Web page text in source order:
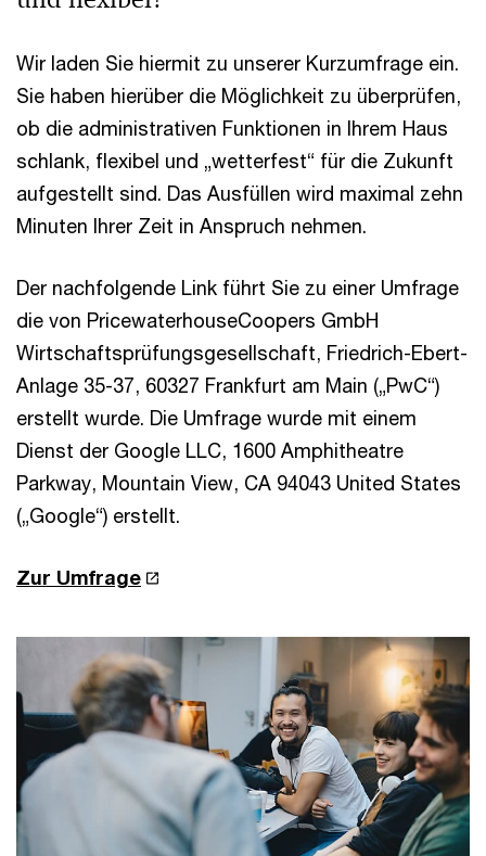
Wir laden Sie hiermit zu unserer Kurzumfrage ein.
Sie haben hierüber die Möglichkeit zu überprüfen,
ob die administrativen Funktionen in Ihrem Haus
schlank, flexibel und „wetterfest“ für die Zukunft
aufgestellt sind. Das Ausfüllen wird maximal zehn
Minuten Ihrer Zeit in Anspruch nehmen.
Der nachfolgende Link führt Sie zu einer Umfrage
die von PricewaterhouseCoopers GmbH
Wirtschaftsprüfungsgesellschaft, Friedrich-Ebert-
Anlage 35-37, 60327 Frankfurt am Main („PwC“)
erstellt wurde. Die Umfrage wurde mit einem
Dienst der Google LLC, 1600 Amphitheatre
Parkway, Mountain View, CA 94043 United States
(„Google“) erstellt.
Zur Umfrage